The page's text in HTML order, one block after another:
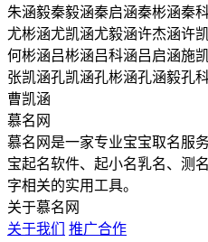
朱涵毅秦毅涵秦启涵秦彬涵秦
尤彬涵尤凯涵尤毅涵许杰涵许
何彬涵吕彬涵吕科涵吕启涵施
张凯涵孔凯涵孔彬涵孔涵毅孔
曹凯涵
慕名网
慕名网是一家专业宝宝取名服
宝起名软件、起小名乳名、测
字相关的实用工具。
关于慕名网
关于我们
推广合作